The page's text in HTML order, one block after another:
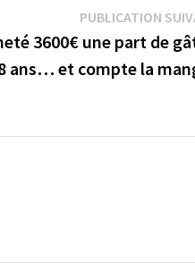
PUBLICATION
3600€ une part de
ans… et compte la